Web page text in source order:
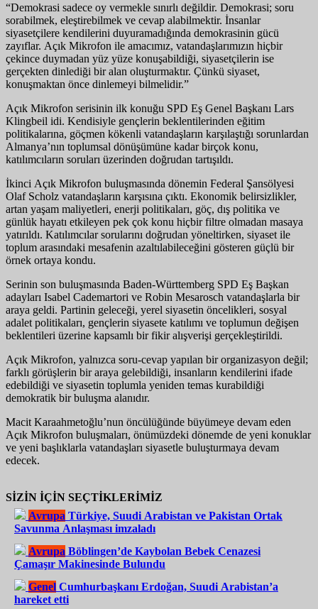
“Demokrasi sadece oy vermekle sınırlı değildir. Demokrasi; soru
sorabilmek, eleştirebilmek ve cevap alabilmektir. İnsanlar
siyasetçilere kendilerini duyuramadığında demokrasinin gücü
zayıflar. Açık Mikrofon ile amacımız, vatandaşlarımızın hiçbir
çekince duymadan yüz yüze konuşabildiği, siyasetçilerin ise
gerçekten dinlediği bir alan oluşturmaktır. Çünkü siyaset,
konuşmaktan önce dinlemeyi bilmelidir.”
Açık Mikrofon serisinin ilk konuğu SPD Eş Genel Başkanı Lars
Klingbeil idi. Kendisiyle gençlerin beklentilerinden eğitim
politikalarına, göçmen kökenli vatandaşların karşılaştığı sorunlardan
Almanya’nın toplumsal dönüşümüne kadar birçok konu,
katılımcıların soruları üzerinden doğrudan tartışıldı.
İkinci Açık Mikrofon buluşmasında dönemin Federal Şansölyesi
Olaf Scholz vatandaşların karşısına çıktı. Ekonomik belirsizlikler,
artan yaşam maliyetleri, enerji politikaları, göç, dış politika ve
günlük hayatı etkileyen pek çok konu hiçbir filtre olmadan masaya
yatırıldı. Katılımcılar sorularını doğrudan yöneltirken, siyaset ile
toplum arasındaki mesafenin azaltılabileceğini gösteren güçlü bir
örnek ortaya kondu.
Serinin son buluşmasında Baden-Württemberg SPD Eş Başkan
adayları Isabel Cademartori ve Robin Mesarosch vatandaşlarla bir
araya geldi. Partinin geleceği, yerel siyasetin öncelikleri, sosyal
adalet politikaları, gençlerin siyasete katılımı ve toplumun değişen
beklentileri üzerine kapsamlı bir fikir alışverişi gerçekleştirildi.
Açık Mikrofon, yalnızca soru-cevap yapılan bir organizasyon değil;
farklı görüşlerin bir araya gelebildiği, insanların kendilerini ifade
edebildiği ve siyasetin toplumla yeniden temas kurabildiği
demokratik bir buluşma alanıdır.
Macit Karaahmetoğlu’nun öncülüğünde büyümeye devam eden
Açık Mikrofon buluşmaları, önümüzdeki dönemde de yeni konuklar
ve yeni başlıklarla vatandaşları siyasetle buluşturmaya devam
edecek.
SİZİN İÇİN SEÇTİKLERİMİZ
Avrupa Türkiye, Suudi Arabistan ve Pakistan Ortak
Savunma Anlaşması imzaladı
Avrupa Böblingen’de Kaybolan Bebek Cenazesi
Çamaşır Makinesinde Bulundu
Genel Cumhurbaşkanı Erdoğan, Suudi Arabistan’a
hareket etti